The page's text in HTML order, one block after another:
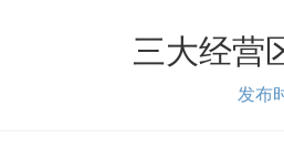
三大经营
发布